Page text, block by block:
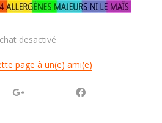
desactivé
page à un(e) ami(e)